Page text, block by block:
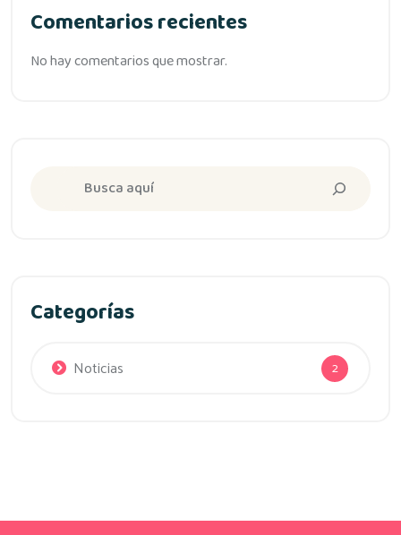
Comentarios recientes
No hay comentarios que mostrar.
Buscar
Categorías
Noticias 2